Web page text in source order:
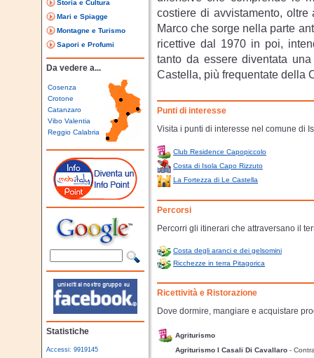
Storia e Cultura
Mari e Spiagge
Montagne e Turismo
Sapori e Profumi
Da vedere a...
Cosenza
Crotone
Catanzaro
Vibo Valentia
Reggio Calabria
Statistiche
Accessi: 9919145
costiere di avvistamento,
Marco che sorge nella parte
ricettive dal 1970 in poi,
tanto da essere diventata
Castella, più frequentate della
Punti di interesse
Visita i punti di interesse nel comune di
Club Residence Capopiccolo
Costa di Isola Capo Rizzuto
La Fortezza di Le Castella
Percorsi
Percorri gli itinerari che attraversano il
Costa degli aranci e dei gelsomini
Ricchezze in terra Pitagorica
Ricettività e Ristorazione
Dove dormire, mangiare e acquistare
Agriturismo
Agriturismo I Casali Di Cavallaro -